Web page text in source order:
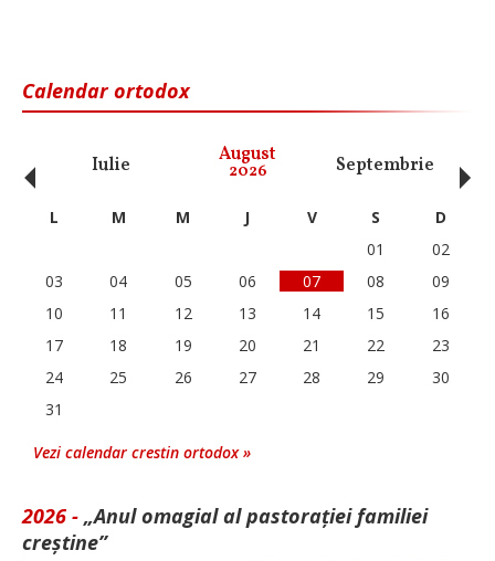
Calendar ortodox
Iulie August
2026 Septembrie
‹ L M M J V S
D
01
02
03
04 05 06 07 08
09
10
11 12 13 14 15
16
17
18 19 20 21 22
23
24
25 26 27 28 29
30
31
Vezi calendar crestin ortodox »
2026 - „Anul omagial al pastorației familiei
creștine”